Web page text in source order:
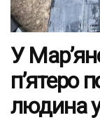
У
п’ятеро
людина